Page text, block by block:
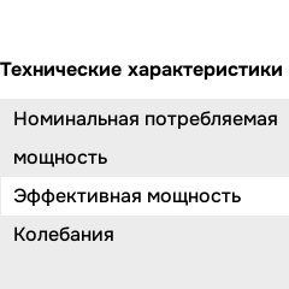
Технические характеристики
Номинальная потребляемая
мощность
Эффективная мощность
Колебания